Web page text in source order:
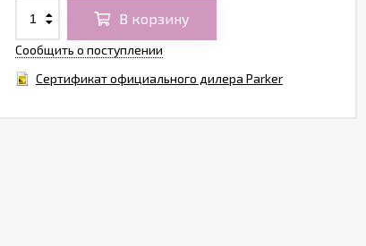
В корзину
Сообщить о поступлении
Сертификат официального дилера Parker